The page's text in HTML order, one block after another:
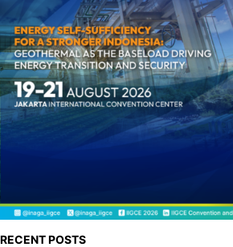
RECENT POSTS